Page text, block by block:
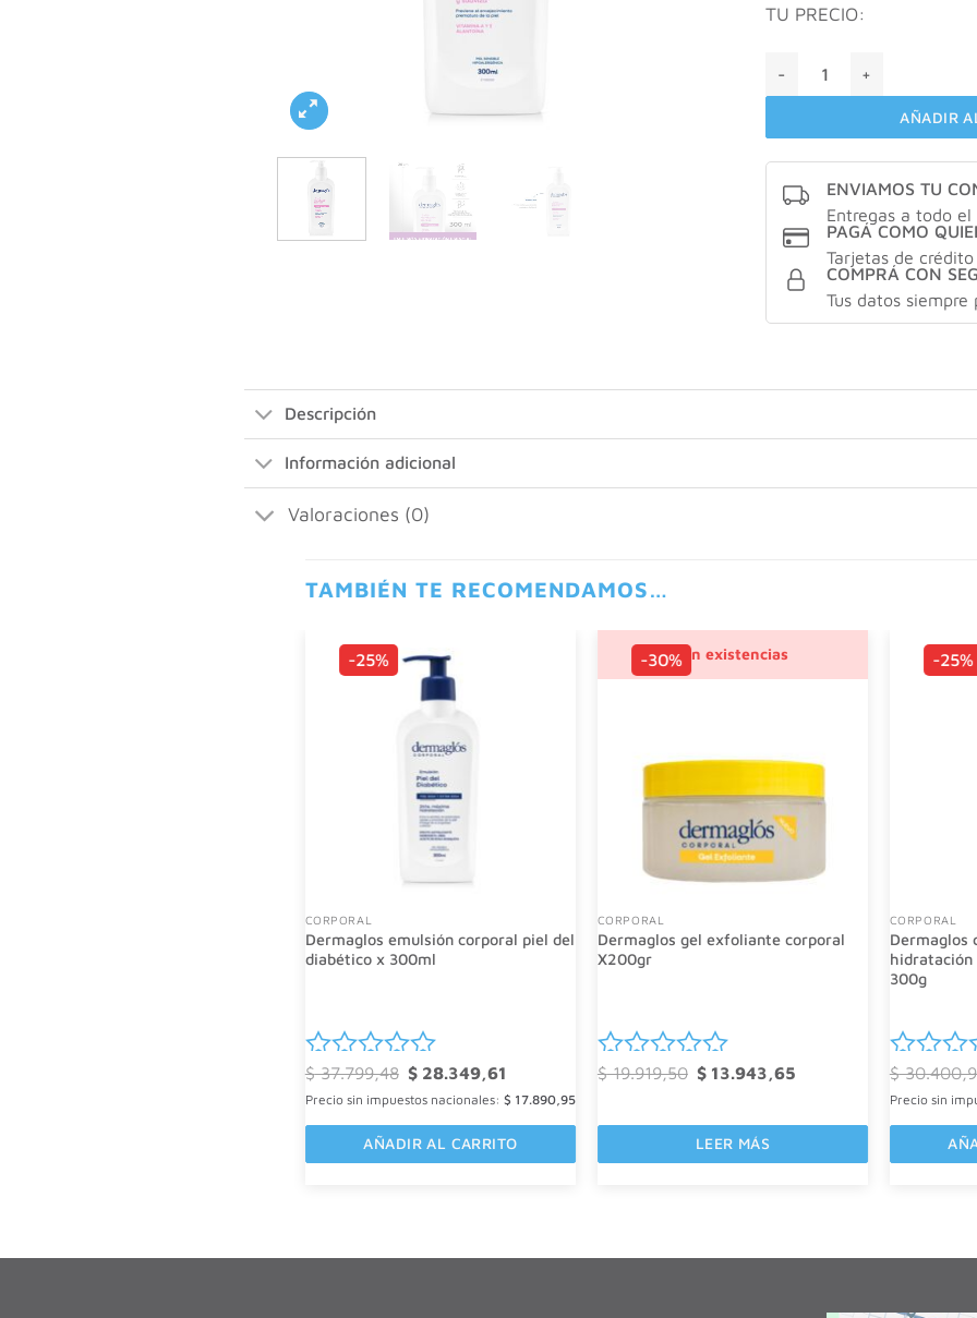
TU PRECIO:
AÑADIR
ENVIAMOS TU
Entregas a todo el
PAGÁ COMO
Tarjetas de
COMPRÁ CON
Tus datos siempre
Descripción
Información adicional
Valoraciones (0)
TAMBIÉN TE RECOMENDAMOS…
-25%
CORPORAL
Dermaglos emulsión corporal piel del
diabético x 300ml
Valorado
con
0
de
$37.799,48 El
precio
original
$ 37.799,48.
$ 28.349,61
actual
$ 28.349,61.
Precio sin impuestos nacionales: $ 17.890,95
AÑADIR AL CARRITO
-30%Sin existencias
CORPORAL
Dermaglos gel exfoliante corporal
X200gr
Valorado
0
de
$19.919,50 El
precio
$ 19.919,50.
$ 13.943,65
$ 13.943,65.
LEER MÁS
-25%
CORPORAL
Dermaglos
hidratación
300g
con
0
de
$
Precio sin